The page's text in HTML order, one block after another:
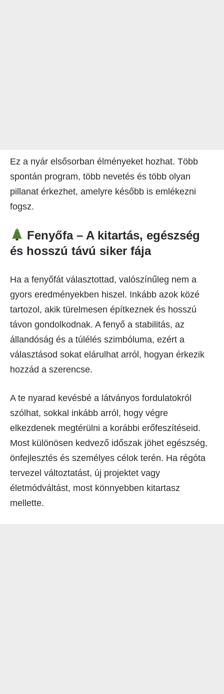
Ez a nyár elsősorban élményeket hozhat. Több
spontán program, több nevetés és több olyan
pillanat érkezhet, amelyre később is emlékezni
fogsz.
Fenyőfa – A kitartás, egészség
és hosszú távú siker fája
Ha a fenyőfát választottad, valószínűleg nem a
gyors eredményekben hiszel. Inkább azok közé
tartozol, akik türelmesen építkeznek és hosszú
távon gondolkodnak. A fenyő a stabilitás, az
állandóság és a túlélés szimbóluma, ezért a
választásod sokat elárulhat arról, hogyan érkezik
hozzád a szerencse.
A te nyarad kevésbé a látványos fordulatokról
szólhat, sokkal inkább arról, hogy végre
elkezdenek megtérülni a korábbi erőfeszítéseid.
Most különösen kedvező időszak jöhet egészség,
önfejlesztés és személyes célok terén. Ha régóta
tervezel változtatást, új projektet vagy
életmódváltást, most könnyebben kitartasz
mellette.